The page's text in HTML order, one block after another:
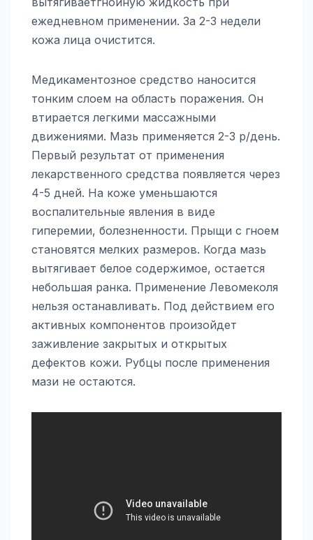
ежедневном применении. За 2-3 недели
кожа лица очистится.
Медикаментозное средство наносится
тонким слоем на область поражения. Он
втирается легкими массажными
движениями. Мазь применяется 2-3 р/день.
Первый результат от применения
лекарственного средства появляется через
4-5 дней. На коже уменьшаются
воспалительные явления в виде
гиперемии, болезненности. Прыщи с гноем
становятся мелких размеров. Когда мазь
вытягивает белое содержимое, остается
небольшая ранка. Применение Левомеколя
нельзя останавливать. Под действием его
активных компонентов произойдет
заживление закрытых и открытых
дефектов кожи. Рубцы после применения
мази не остаются.